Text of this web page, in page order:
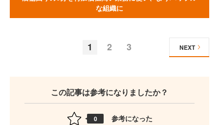
な組織に
1 2 3 NEXT
この記事は参考になりましたか？
0 参考になった